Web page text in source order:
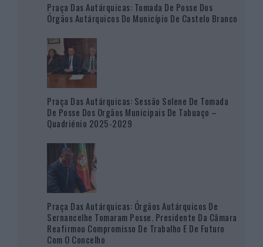
Praça Das Autárquicas: Tomada De Posse Dos
Órgãos Autárquicos Do Município De Castelo Branco
Praça Das Autárquicas: Sessão Solene De Tomada
De Posse Dos Orgãos Municipais De Tabuaço –
Quadriénio 2025-2029
Praça Das Autárquicas: Órgãos Autárquicos De
Sernancelhe Tomaram Posse. Presidente Da Câmara
Reafirmou Compromisso De Trabalho E De Futuro
Com O Concelho